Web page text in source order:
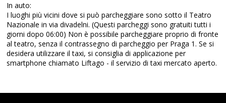
In auto:
I luoghi più vicini dove si può parcheggiare sono sotto il Teatro
Nazionale in via divadelni.(Questi parcheggi sono gratuiti tutti i
giorni dopo 06:00) Non è possibile parcheggiare proprio di fronte
al teatro, senza il contrassegno di parcheggio per Praga 1. Se si
desidera utilizzare il taxi, si consiglia di applicazione per
smartphone chiamato Liftago - il servizio di taxi mercato aperto.